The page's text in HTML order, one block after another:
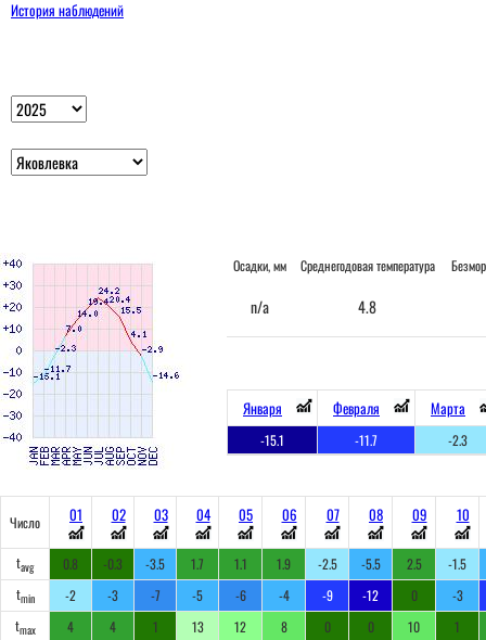
История наблюдений
Осадки, мм Среднегодовая температура
n/a 4.8
Января Февраля Марта
-15.1 -11.7 -2.3
Число 01 02 03 04 05 06 07 08 09 10
tavg 0.8 -0.3 -3.5 1.7 1.1 1.9 -2.5 -5.5 2.5
-1.5
tmin -2 -3 -7 -5 -6 -4 -9 -12 0
-3
tmax 4 4 1 13 12 8 0 0 10
1